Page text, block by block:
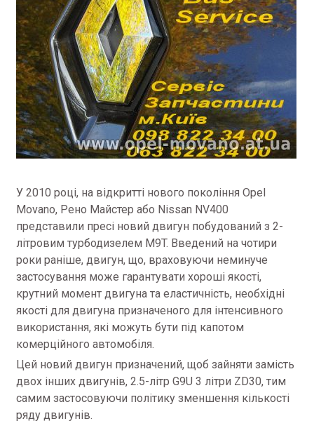
У 2010 році, на відкритті нового покоління Opel
Movano, Рено Майстер або Nissan NV400
представили пресі новий двигун побудований з 2-
літровим турбодизелем M9T. Введений на чотири
роки раніше, двигун, що, враховуючи неминуче
застосування може гарантувати хороші якості,
крутний момент двигуна та еластичність, необхідні
якості для двигуна призначеного для інтенсивного
використання, які можуть бути під капотом
комерційного автомобіля.
Цей новий двигун призначений, щоб зайняти замість
двох інших двигунів, 2.5-літр G9U 3 літри ZD30, тим
самим застосовуючи політику зменшення кількості
ряду двигунів.